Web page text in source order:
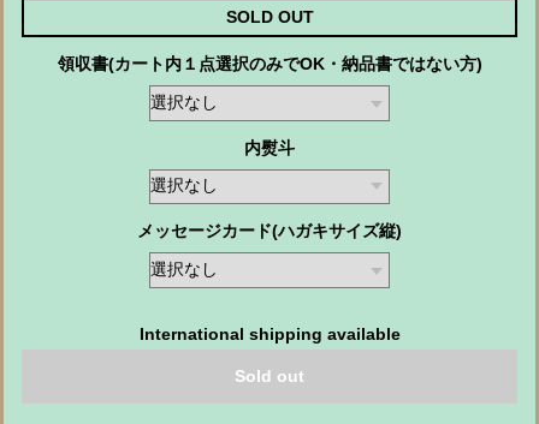
SOLD OUT
領収書(カート内１点選択のみでOK・納品書ではない方)
内熨斗
メッセージカード(ハガキサイズ縦)
International shipping available
Sold out